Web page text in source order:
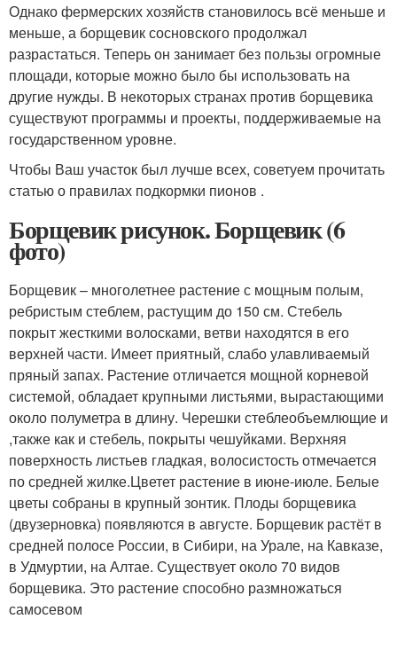
Однако фермерских хозяйств становилось всё меньше и
меньше, а борщевик сосновского продолжал
разрастаться. Теперь он занимает без пользы огромные
площади, которые можно было бы использовать на
другие нужды. В некоторых странах против борщевика
существуют программы и проекты, поддерживаемые на
государственном уровне.
Чтобы Ваш участок был лучше всех, советуем прочитать
статью о правилах подкормки пионов .
Борщевик рисунок. Борщевик (6
фото)
Борщевик – многолетнее растение с мощным полым,
ребристым стеблем, растущим до 150 см. Стебель
покрыт жесткими волосками, ветви находятся в его
верхней части. Имеет приятный, слабо улавливаемый
пряный запах. Растение отличается мощной корневой
системой, обладает крупными листьями, вырастающими
около полуметра в длину. Черешки стеблеобъемлющие и
,также как и стебель, покрыты чешуйками. Верхняя
поверхность листьев гладкая, волосистость отмечается
по средней жилке.Цветет растение в июне-июле. Белые
цветы собраны в крупный зонтик. Плоды борщевика
(двузерновка) появляются в августе. Борщевик растёт в
средней полосе России, в Сибири, на Урале, на Кавказе,
в Удмуртии, на Алтае. Существует около 70 видов
борщевика. Это растение способно размножаться
самосевом